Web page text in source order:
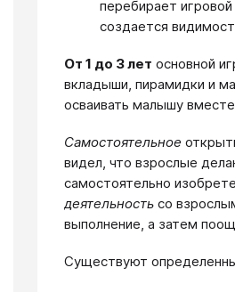
перебирает
создается
От 1 до 3 лет основной
вкладыши, пирамидки и
осваивать малышу
Самостоятельное
видел, что взрослые
самостоятельно
деятельность со
выполнение, а затем
Существуют